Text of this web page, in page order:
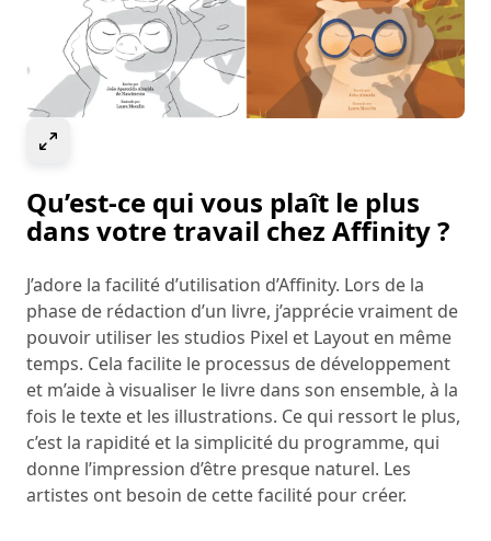
Qu’est-ce qui vous plaît le plus
dans votre travail chez Affinity ?
J’adore la facilité d’utilisation d’Affinity. Lors de la
phase de rédaction d’un livre, j’apprécie vraiment de
pouvoir utiliser les studios Pixel et Layout en même
temps. Cela facilite le processus de développement
et m’aide à visualiser le livre dans son ensemble, à la
fois le texte et les illustrations. Ce qui ressort le plus,
c’est la rapidité et la simplicité du programme, qui
donne l’impression d’être presque naturel. Les
artistes ont besoin de cette facilité pour créer.